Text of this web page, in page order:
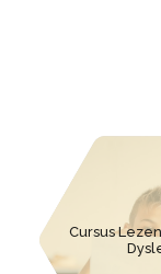
Cursus